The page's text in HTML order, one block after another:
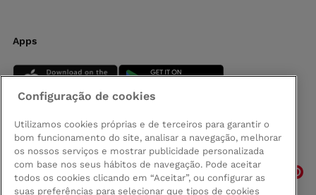
Apps
Siga-nos
Configuração de cookies
Utilizamos cookies próprias e de terceiros para garantir o
bom funcionamento do site, analisar a navegação, melhorar
os nossos serviços e mostrar publicidade personalizada
com base nos seus hábitos de navegação. Pode aceitar
todos os cookies clicando em “Aceitar”, ou configurar as
suas preferências para selecionar que tipos de cookies